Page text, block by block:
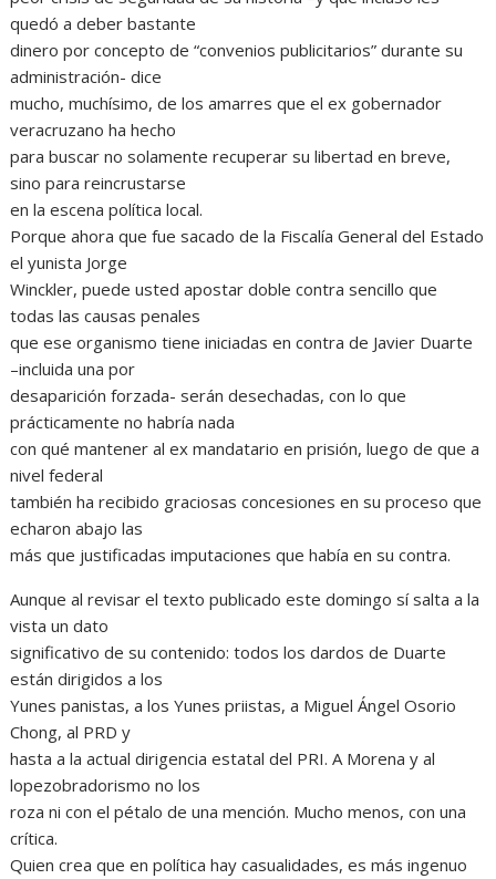
quedó a deber bastante
dinero por concepto de “convenios publicitarios” durante su
administración- dice
mucho, muchísimo, de los amarres que el ex gobernador
veracruzano ha hecho
para buscar no solamente recuperar su libertad en breve,
sino para reincrustarse
en la escena política local.
Porque ahora que fue sacado de la Fiscalía General del Estado
el yunista Jorge
Winckler, puede usted apostar doble contra sencillo que
todas las causas penales
que ese organismo tiene iniciadas en contra de Javier Duarte
–incluida una por
desaparición forzada- serán desechadas, con lo que
prácticamente no habría nada
con qué mantener al ex mandatario en prisión, luego de que a
nivel federal
también ha recibido graciosas concesiones en su proceso que
echaron abajo las
más que justificadas imputaciones que había en su contra.
Aunque al revisar el texto publicado este domingo sí salta a la
vista un dato
significativo de su contenido: todos los dardos de Duarte
están dirigidos a los
Yunes panistas, a los Yunes priistas, a Miguel Ángel Osorio
Chong, al PRD y
hasta a la actual dirigencia estatal del PRI. A Morena y al
lopezobradorismo no los
roza ni con el pétalo de una mención. Mucho menos, con una
crítica.
Quien crea que en política hay casualidades, es más ingenuo